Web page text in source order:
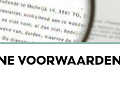
VOORWAARDEN